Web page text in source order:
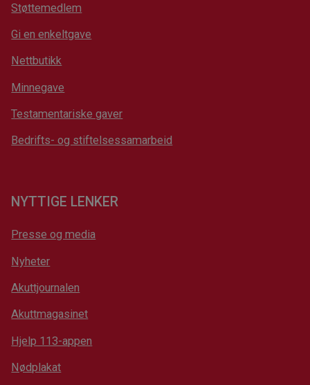
Støttemedlem
Gi en enkeltgave
Nettbutikk
Minnegave
Testamentariske gaver
Bedrifts- og stiftelsessamarbeid
NYTTIGE LENKER
Presse og media
Nyheter
Akuttjournalen
Akuttmagasinet
Hjelp 113-appen
Nødplakat